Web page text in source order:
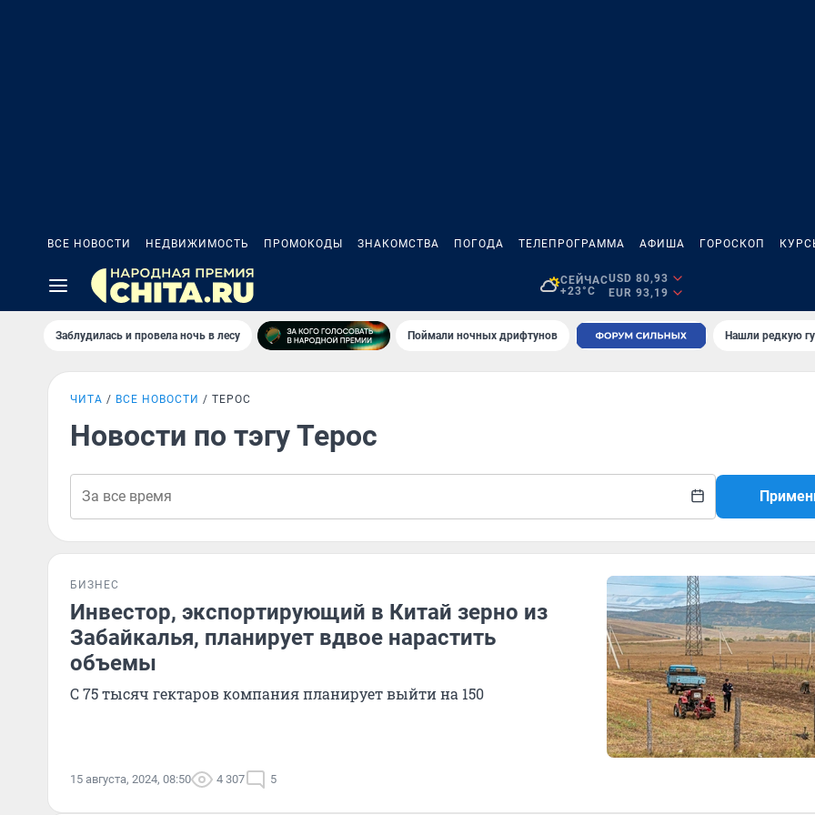
ВСЕ НОВОСТИ НЕДВИЖИМОСТЬ ПРОМОКОДЫ ЗНАКОМСТВА ПОГОДА ТЕЛЕПРОГРАММА АФИША ГОРОСКОП
СЕЙЧАС
+23°C
USD 80,93
EUR 93,19
Заблудилась и провела ночь в лесу Поймали ночных дрифтунов Нашли редкую
ЧИТА ВСЕ НОВОСТИ ТЕРОС
Новости по тэгу Терос
БИЗНЕС
Инвестор, экспортирующий в Китай зерно из
Забайкалья, планирует вдвое нарастить
объемы
С 75 тысяч гектаров компания планирует выйти на 150
15 августа, 2024, 08:50 4 307 5